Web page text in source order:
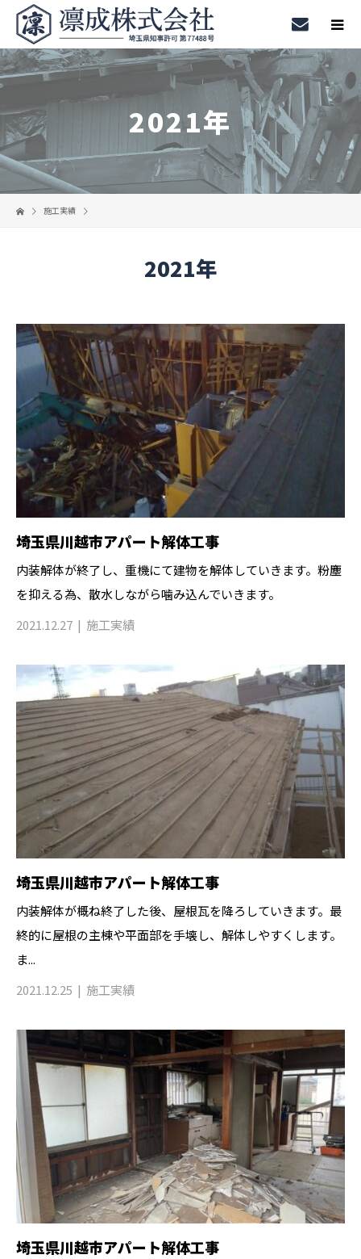
2021年
施工実績
2021年
埼玉県川越市アパート解体工事
内装解体が終了し、重機にて建物を解体していきます。粉塵
を抑える為、散水しながら噛み込んでいきます。
2021.12.27
施工実績
埼玉県川越市アパート解体工事
内装解体が概ね終了した後、屋根瓦を降ろしていきます。最
終的に屋根の主棟や平面部を手壊し、解体しやすくします。
ま...
2021.12.25
施工実績
埼玉県川越市アパート解体工事